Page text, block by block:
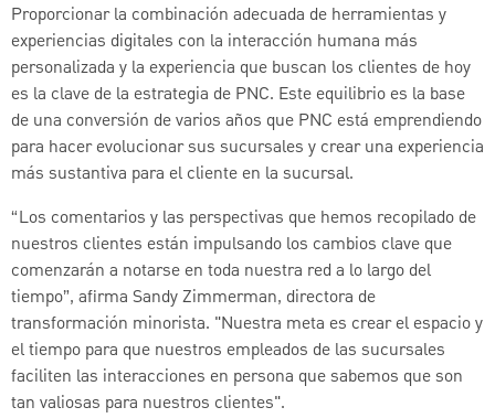
Proporcionar la combinación adecuada de herramientas y
experiencias digitales con la interacción humana más
personalizada y la experiencia que buscan los clientes de hoy
es la clave de la estrategia de PNC. Este equilibrio es la base
de una conversión de varios años que PNC está emprendiendo
para hacer evolucionar sus sucursales y crear una experiencia
más sustantiva para el cliente en la sucursal.
“Los comentarios y las perspectivas que hemos recopilado de
nuestros clientes están impulsando los cambios clave que
comenzarán a notarse en toda nuestra red a lo largo del
tiempo”, afirma Sandy Zimmerman, directora de
transformación minorista. "Nuestra meta es crear el espacio y
el tiempo para que nuestros empleados de las sucursales
faciliten las interacciones en persona que sabemos que son
tan valiosas para nuestros clientes".